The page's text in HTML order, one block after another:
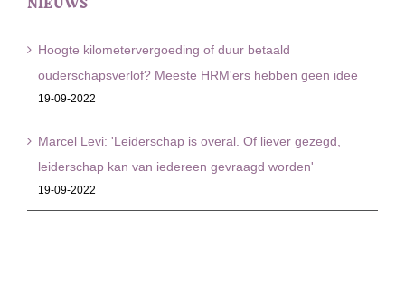
Hoogte kilometervergoeding of duur betaald
ouderschapsverlof? Meeste HRM'ers hebben geen idee
19-09-2022
Marcel Levi: 'Leiderschap is overal. Of liever gezegd,
leiderschap kan van iedereen gevraagd worden'
19-09-2022